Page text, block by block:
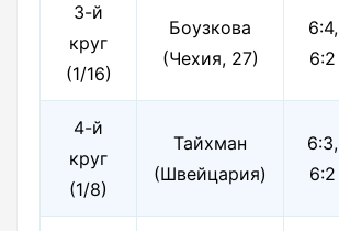
3-й
круг
(1/16)
Боузкова
(Чехия, 27)
6:4,
6:2
4-й
круг
(1/8)
Тайхман
(Швейцария)
6:3,
6:2